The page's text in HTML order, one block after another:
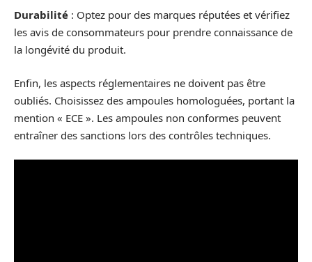
Durabilité : Optez pour des marques réputées et vérifiez
les avis de consommateurs pour prendre connaissance de
la longévité du produit.
Enfin, les aspects réglementaires ne doivent pas être
oubliés. Choisissez des ampoules homologuées, portant la
mention « ECE ». Les ampoules non conformes peuvent
entraîner des sanctions lors des contrôles techniques.